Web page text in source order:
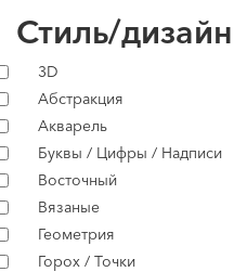
Стиль/дизайн
3D
Абстракция
Акварель
Буквы / Цифры / Надписи
Восточный
Вязаные
Геометрия
Горох / Точки